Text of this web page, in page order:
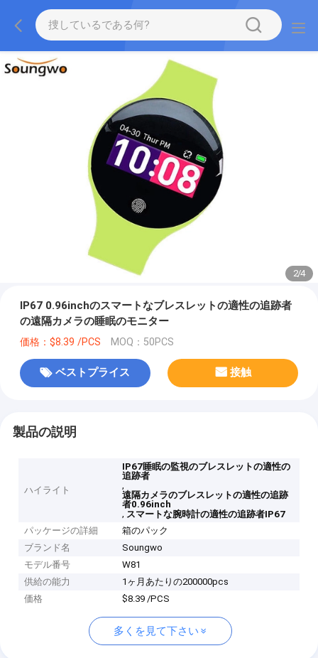
2/4
IP67 0.96inchのスマートなブレスレットの適性の追跡者
の遠隔カメラの睡眠のモニター
価格：$8.39 /PCS MOQ：50PCS
ベストプライス 接触
製品の説明
ハイライト
IP67睡眠の監視のブレスレットの適性の
追跡者
,
遠隔カメラのブレスレットの適性の追跡
者0.96inch
, スマートな腕時計の適性の追跡者IP67
パッケージの詳細
箱のパック
ブランド名
Soungwo
モデル番号
W81
供給の能力
1ヶ月あたりの200000pcs
価格
$8.39 /PCS
多くを見て下さい